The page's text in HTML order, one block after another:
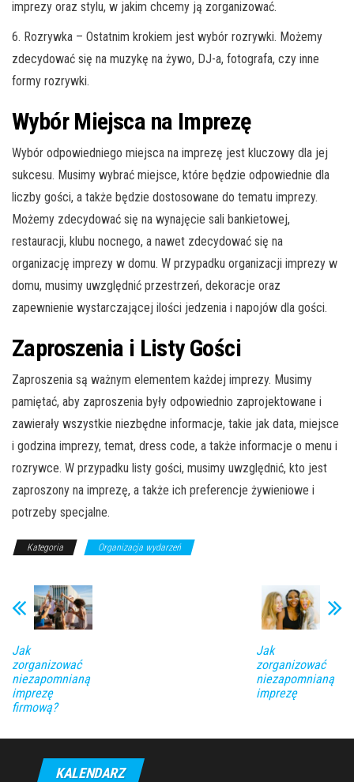
imprezy oraz stylu, w jakim chcemy ją zorganizować.
6. Rozrywka – Ostatnim krokiem jest wybór rozrywki. Możemy
zdecydować się na muzykę na żywo, DJ-a, fotografa, czy inne
formy rozrywki.
Wybór Miejsca na Imprezę
Wybór odpowiedniego miejsca na imprezę jest kluczowy dla jej
sukcesu. Musimy wybrać miejsce, które będzie odpowiednie dla
liczby gości, a także będzie dostosowane do tematu imprezy.
Możemy zdecydować się na wynajęcie sali bankietowej,
restauracji, klubu nocnego, a nawet zdecydować się na
organizację imprezy w domu. W przypadku organizacji imprezy w
domu, musimy uwzględnić przestrzeń, dekoracje oraz
zapewnienie wystarczającej ilości jedzenia i napojów dla gości.
Zaproszenia i Listy Gości
Zaproszenia są ważnym elementem każdej imprezy. Musimy
pamiętać, aby zaproszenia były odpowiednio zaprojektowane i
zawierały wszystkie niezbędne informacje, takie jak data, miejsce
i godzina imprezy, temat, dress code, a także informacje o menu i
rozrywce. W przypadku listy gości, musimy uwzględnić, kto jest
zaproszony na imprezę, a także ich preferencje żywieniowe i
potrzeby specjalne.
Kategoria Organizacja wydarzeń
Jak
zorganizować
niezapomnianą
imprezę
firmową?
Jak
zorganizować
niezapomnianą
imprezę
KALENDARZ